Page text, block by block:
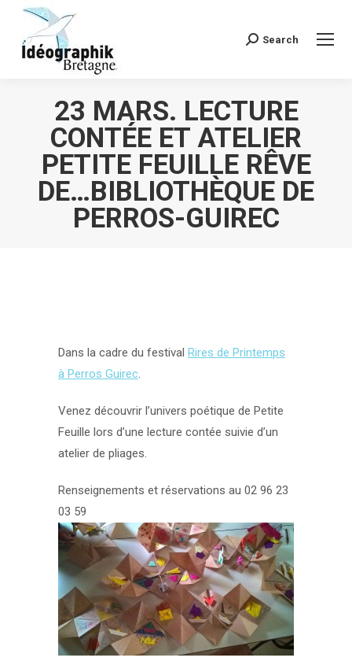
Recherche
Search
23 MARS. LECTURE
CONTÉE ET ATELIER
PETITE FEUILLE RÊVE
DE…BIBLIOTHÈQUE DE
PERROS-GUIREC
Dans la cadre du festival Rires de Printemps
à Perros Guirec.
Venez découvrir l’univers poétique de Petite
Feuille lors d’une lecture contée suivie d’un
atelier de pliages.
Renseignements et réservations au 02 96 23
03 59